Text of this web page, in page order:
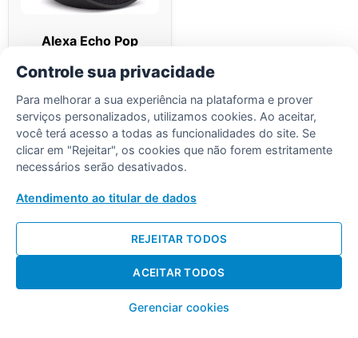
Alexa Echo Pop
Speaker Original Com
Saiba Mais
Desenvolvido por Diogo Soares
Controle sua privacidade
Para melhorar a sua experiência na plataforma e prover
serviços personalizados, utilizamos cookies. Ao aceitar,
você terá acesso a todas as funcionalidades do site. Se
clicar em "Rejeitar", os cookies que não forem estritamente
necessários serão desativados.
Atendimento ao titular de dados
Gerenciar cookies
REJEITAR TODOS
ACEITAR TODOS